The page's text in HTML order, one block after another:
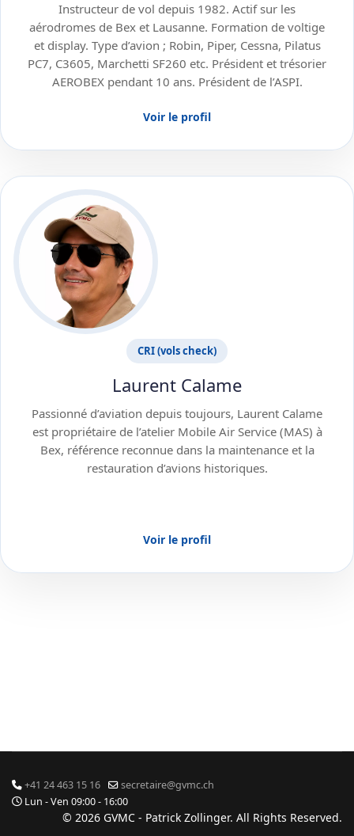
Instructeur de vol depuis 1982. Actif sur les
aérodromes de Bex et Lausanne. Formation de voltige
et display. Type d’avion ; Robin, Piper, Cessna, Pilatus
PC7, C3605, Marchetti SF260 etc. Président et trésorier
AEROBEX pendant 10 ans. Président de l’ASPI.
Voir le profil
CRI (vols check)
Laurent Calame
Passionné d’aviation depuis toujours, Laurent Calame
est propriétaire de l’atelier Mobile Air Service (MAS) à
Bex, référence reconnue dans la maintenance et la
restauration d’avions historiques.
Voir le profil
+41 24 463 15 16
secretaire@gvmc.ch
Lun - Ven 09:00 - 16:00
© 2026 GVMC - Patrick Zollinger. All Rights Reserved.